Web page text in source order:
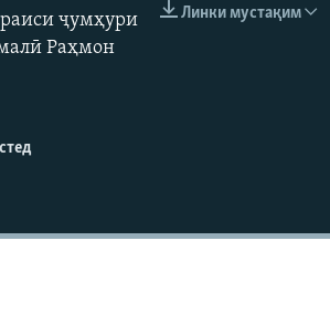
Линки мустақим
ҷумҳури
Раҳмон